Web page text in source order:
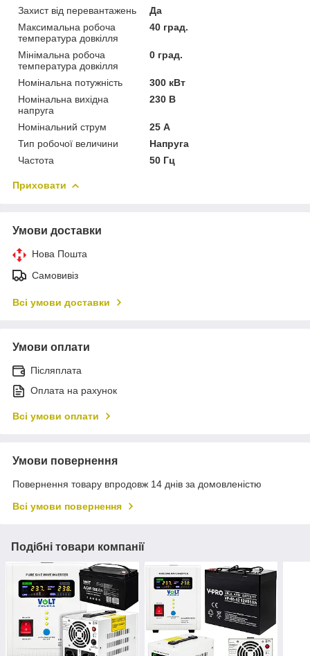
Захист від перевантажень
Да
Максимальна робоча
температура довкілля
40 град.
Мінімальна робоча
температура довкілля
0 град.
Номінальна потужність
300 кВт
Номінальна вихідна
напруга
230 В
Номінальний струм
25 А
Тип робочої величини
Напруга
Частота
50 Гц
Приховати
Умови доставки
Нова Пошта
Самовивіз
Всі умови доставки
Умови оплати
Післяплата
Оплата на рахунок
Всі умови оплати
Умови повернення
Повернення товару впродовж 14 днів за домовленістю
Всі умови повернення
Подібні товари компанії